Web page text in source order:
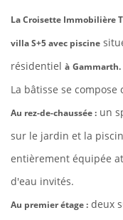
La Croisette Immobilière
villa S+5 avec piscine
résidentiel à Gammarth.
La bâtisse se compose
Au rez-de-chaussée : un
sur le jardin et la
entièrement équipée
d'eau invités.
Au premier étage : deux